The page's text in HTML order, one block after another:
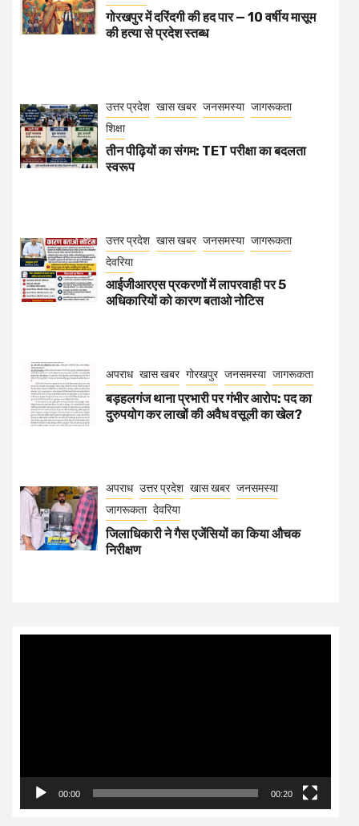
गोरखपुर में दरिंदगी की हद पार — 10 वर्षीय मासूम
की हत्या से प्रदेश स्तब्ध
उत्तर प्रदेश खास खबर जनसमस्या जागरूकता
शिक्षा
तीन पीढ़ियों का संगम: TET परीक्षा का बदलता
स्वरूप
उत्तर प्रदेश खास खबर जनसमस्या जागरूकता
देवरिया
आईजीआरएस प्रकरणों में लापरवाही पर 5
अधिकारियों को कारण बताओ नोटिस
अपराध खास खबर गोरखपुर जनसमस्या जागरूकता
बड़हलगंज थाना प्रभारी पर गंभीर आरोप: पद का
दुरुपयोग कर लाखों की अवैध वसूली का खेल?
अपराध उत्तर प्रदेश खास खबर जनसमस्या
जागरूकता देवरिया
जिलाधिकारी ने गैस एजेंसियों का किया औचक
निरीक्षण
00:00 00:20